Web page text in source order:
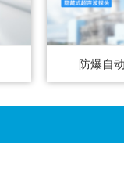
防爆自